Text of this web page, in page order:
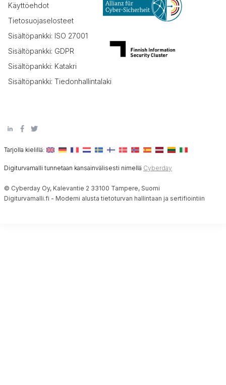
Käyttöehdot
Tietosuojaselosteet
Sisältöpankki: ISO 27001
Sisältöpankki: GDPR
Sisältöpankki: Katakri
Sisältöpankki: Tiedonhallintalaki
Tarjolla kielillä:
Digiturvamalli tunnetaan kansainvälisesti nimellä Cyberday
© Cyberday Oy, Kalevantie 2 33100 Tampere, Suomi
Digiturvamalli.fi - Moderni alusta tietoturvan hallintaan ja sertifiointiin